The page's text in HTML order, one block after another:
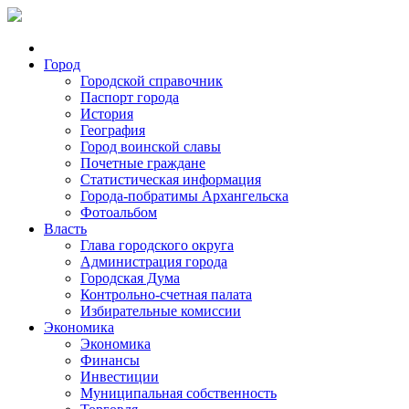
Город
Городской справочник
Паспорт города
История
География
Город воинской славы
Почетные граждане
Статистическая информация
Города-побратимы Архангельска
Фотоальбом
Власть
Глава городского округа
Администрация города
Городская Дума
Контрольно-счетная палата
Избирательные комиссии
Экономика
Экономика
Финансы
Инвестиции
Муниципальная собственность